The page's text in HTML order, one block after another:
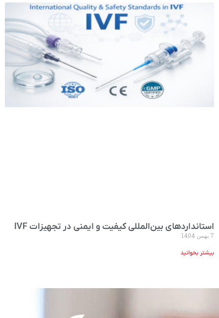
استانداردهای بین‌المللی کیفیت و ایمنی در تجهیزات IVF
7 بهمن 1404
بیشتر بخوانید